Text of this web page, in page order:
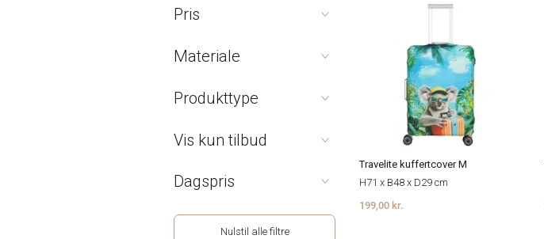
Pris
Materiale
Produkttype
Vis kun tilbud
Dagspris
Nulstil alle filtre
Travelite kuffertcover M
H71 x B48 x D29 cm
199,00 kr.